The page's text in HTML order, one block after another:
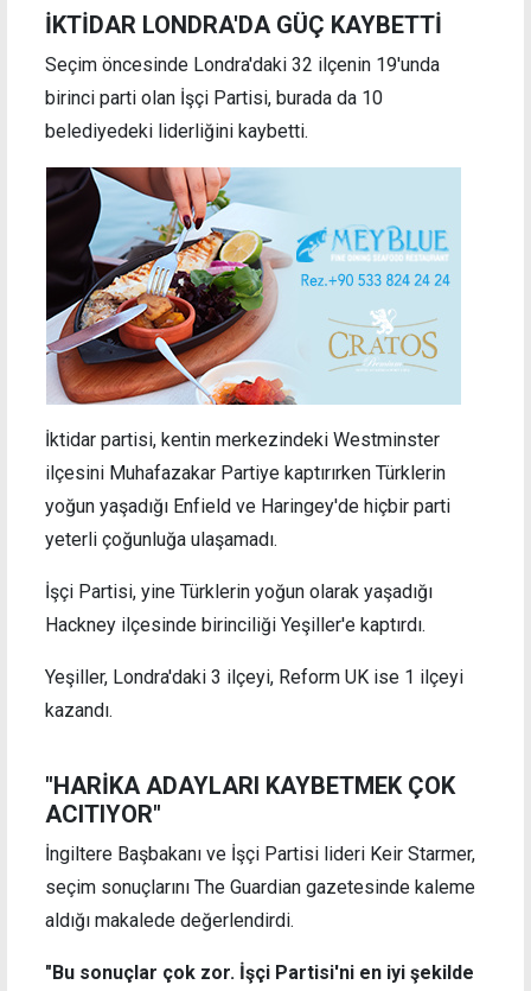
İKTİDAR LONDRA'DA GÜÇ KAYBETTİ
Seçim öncesinde Londra'daki 32 ilçenin 19'unda
birinci parti olan İşçi Partisi, burada da 10
belediyedeki liderliğini kaybetti.
İktidar partisi, kentin merkezindeki Westminster
ilçesini Muhafazakar Partiye kaptırırken Türklerin
yoğun yaşadığı Enfield ve Haringey'de hiçbir parti
yeterli çoğunluğa ulaşamadı.
İşçi Partisi, yine Türklerin yoğun olarak yaşadığı
Hackney ilçesinde birinciliği Yeşiller'e kaptırdı.
Yeşiller, Londra'daki 3 ilçeyi, Reform UK ise 1 ilçeyi
kazandı.
"HARİKA ADAYLARI KAYBETMEK ÇOK
ACITIYOR"
İngiltere Başbakanı ve İşçi Partisi lideri Keir Starmer,
seçim sonuçlarını The Guardian gazetesinde kaleme
aldığı makalede değerlendirdi.
"Bu sonuçlar çok zor. İşçi Partisi'ni en iyi şekilde